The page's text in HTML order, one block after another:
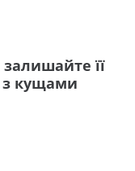
її
з кущами